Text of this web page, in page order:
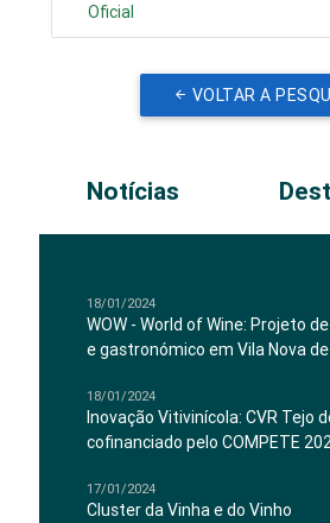
Oficial
VOLTAR A
Notícias
18/01/2024
WOW - World of Wine: Projeto
e gastronómico em Vila Nova
18/01/2024
Inovação Vitivinícola: CVR Tejo
cofinanciado pelo COMPETE
17/01/2024
Cluster da Vinha e do Vinho